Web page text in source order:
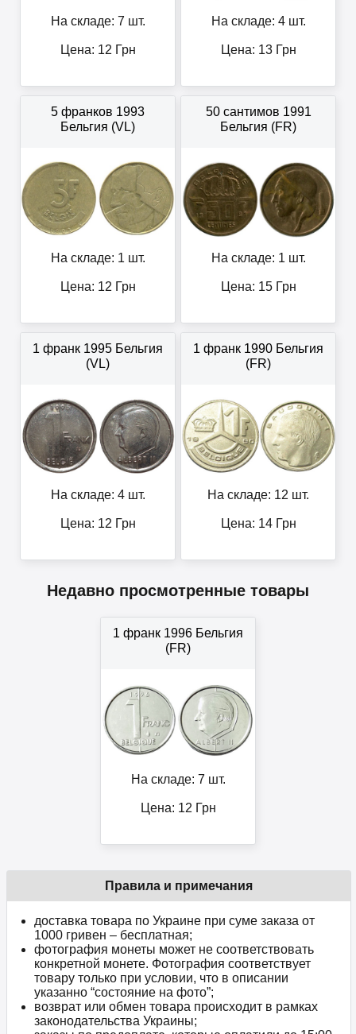
На складе: 7 шт.
Цена: 12 Грн
На складе: 4 шт.
Цена: 13Грн
5 франков 1993
Бельгия (VL)
На складе: 1 шт.
Цена: 12 Грн
50 сантимов 1991
Бельгия (FR)
На складе: 1 шт.
Цена: 15Грн
1 франк 1995 Бельгия
(VL)
На складе: 4 шт.
Цена: 12 Грн
1 франк 1990 Бельгия
(FR)
На складе: 12 шт.
Цена: 14Грн
Недавно просмотренные товары
1 франк 1996 Бельгия
(FR)
На складе: 7 шт.
Цена: 12 Грн
Правила и примечания
доставка товара по Украине при суме заказа от
1000 гривен – бесплатная;
фотография монеты может не соответствовать
конкретной монете. Фотография соответствует
товару только при условии, что в описании
указанно “состояние на фото”;
возврат или обмен товара происходит в рамках
законодательства Украины;